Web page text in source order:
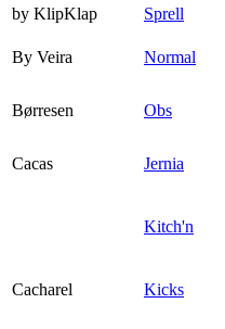
by KlipKlap
Sprell
By Veira Normal
Børresen
Obs
Cacas Jernia
Kitch'n
Cacharel Kicks